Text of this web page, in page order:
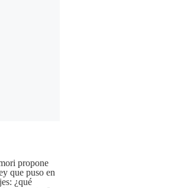
propone
que puso en
¿qué